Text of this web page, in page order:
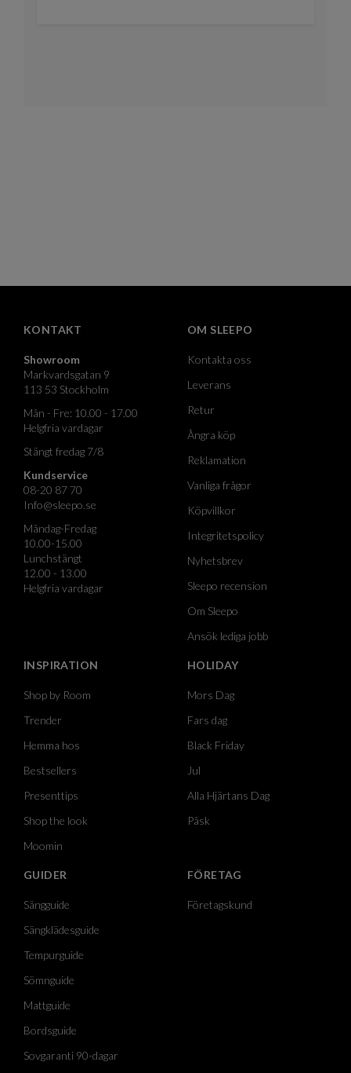
KONTAKT
Showroom
Markvardsgatan 9
113 53 Stockholm
Mån - Fre: 10.00 - 17.00
Helgfria vardagar
Stängt fredag 7/8
Kundservice
08-20 87 70
Info@sleepo.se
Måndag-Fredag
10.00-15.00
Lunchstängt
12.00 - 13.00
Helgfria vardagar
OM SLEEPO
Kontakta oss
Leverans
Retur
Ångra köp
Reklamation
Vanliga frågor
Köpvillkor
Integritetspolicy
Nyhetsbrev
Sleepo recension
Om Sleepo
Ansök lediga jobb
INSPIRATION
Shop by Room
Trender
Hemma hos
Bestsellers
Presenttips
Shop the look
Moomin
HOLIDAY
Mors Dag
Fars dag
Black Friday
Jul
Alla Hjärtans Dag
Påsk
GUIDER
Sängguide
Sängklädesguide
Tempurguide
Sömnguide
Mattguide
Bordsguide
Sovgaranti 90-dagar
FÖRETAG
Företagskund